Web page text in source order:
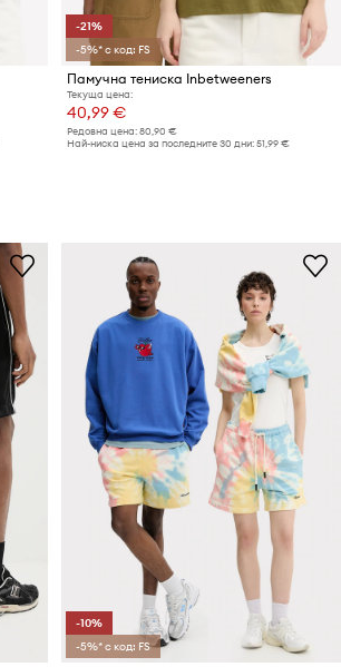
-21%
-5%* с код: FS
Памучна тениска Inbetweeners
Текуща цена:
40,99 €
Редовна цена: 80,90 €
Най-ниска цена за последните 30 дни: 51,99 €
-10%
-5%* с код: FS